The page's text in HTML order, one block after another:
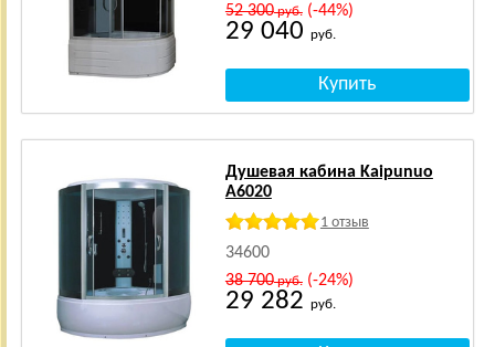
52 300руб.(-44%)
29 040 руб.
Душевая кабина Kaipunuo
A6020
1 отзыв
34600
38 700руб.(-24%)
29 282 руб.